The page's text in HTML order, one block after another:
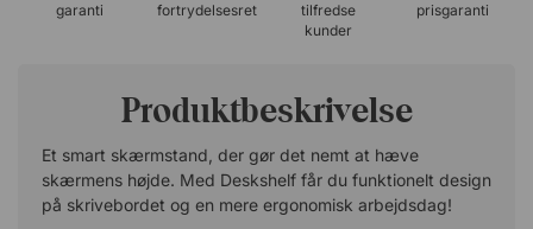
garanti
fortrydelsesret
tilfredse
kunder
prisgaranti
Produktbeskrivelse
Et smart skærmstand, der gør det nemt at hæve
skærmens højde. Med Deskshelf får du funktionelt design
på skrivebordet og en mere ergonomisk arbejdsdag!